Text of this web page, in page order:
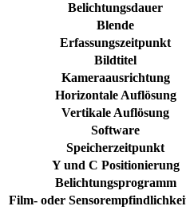
Belichtungsdauer
Blende
Erfassungszeitpunkt
Bildtitel
Kameraausrichtung
Horizontale Auflösung
Vertikale Auflösung
Software
Speicherzeitpunkt
Y und C Positionierung
Belichtungsprogramm
Film- oder